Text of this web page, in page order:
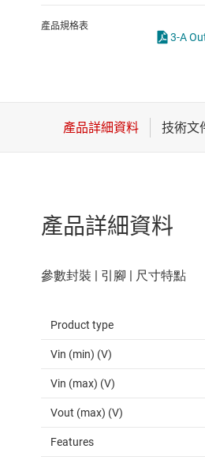
感測器
產品規格表
3-A
產品詳細資料
Product type
Vin (min) (V)
Vin (max) (V)
Vout (max) (V)
Features